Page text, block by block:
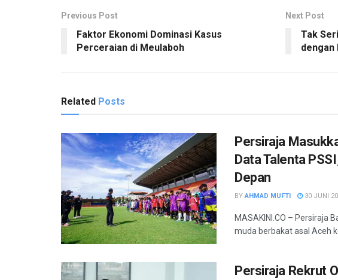
Previous Post
Faktor Ekonomi Dominasi Kasus
Perceraian di Meulaboh
Next Post
Tak
dengan
Related Posts
Persiraja
Data Talenta
Depan
BY AHMAD MUFTI 30 JUNI
MASAKINI.CO – Persiraja
muda berbakat asal Aceh
Persiraja Rekrut